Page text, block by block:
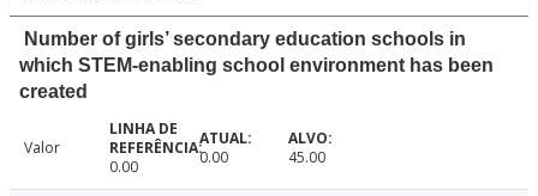
Number of girls’ secondary education schools in
which STEM-enabling school environment has been
created
Valor
0.00
0.00 45.00